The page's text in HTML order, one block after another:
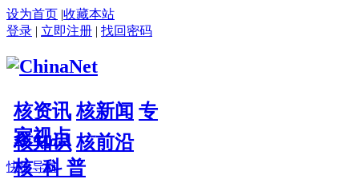
设为首页 |收藏本站
登录 | 立即注册 | 找回密码
核资讯 核新闻 专
家视点
核知识 核前沿
核 科 普
快捷导航